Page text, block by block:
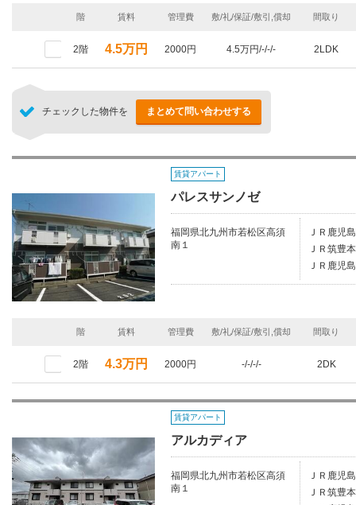
階 賃料 管理費 敷/礼/保証/敷引,償却 間取り
2階 4.5万円 2000円 4.5万円/-/-/- 2LDK
チェックした物件を まとめて問い合わせする
賃貸アパート
パレスサンノゼ
福岡県北九州市若松区高須
南１
ＪＲ鹿児
ＪＲ筑豊
ＪＲ鹿児
階 賃料 管理費 敷/礼/保証/敷引,償却 間取り
2階 4.3万円 2000円 -/-/-/- 2DK
賃貸アパート
アルカディア
福岡県北九州市若松区高須
南１
ＪＲ鹿児
ＪＲ筑豊